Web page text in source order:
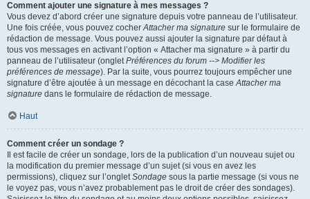
Comment ajouter une signature à mes messages ?
Vous devez d’abord créer une signature depuis votre panneau de l’utilisateur.
Une fois créée, vous pouvez cocherAttacher ma signature sur le formulaire de
rédaction de message. Vous pouvez aussi ajouter la signature par défaut à
tous vos messages en activant l’option « Attacher ma signature » à partir du
panneau de l’utilisateur (ongletPréférences du forum --> Modifier les
préférences de message). Par la suite, vous pourrez toujours empêcher une
signature d’être ajoutée à un message en décochant la caseAttacher ma
signature dans le formulaire de rédaction de message.
Haut
Comment créer un sondage ?
Il est facile de créer un sondage, lors de la publication d’un nouveau sujet ou
la modification du premier message d’un sujet (si vous en avez les
permissions), cliquez sur l’ongletSondage sous la partie message (si vous ne
le voyez pas, vous n’avez probablement pas le droit de créer des sondages).